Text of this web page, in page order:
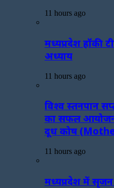
11 hours ago
मध्यप्रदेश हॉकी
अध्याय
11 hours ago
विश्व स्तनपान
का सफल
दूध कोष
11 hours ago
मध्यप्रदेश में